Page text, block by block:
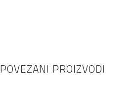
POVEZANI PROIZVODI